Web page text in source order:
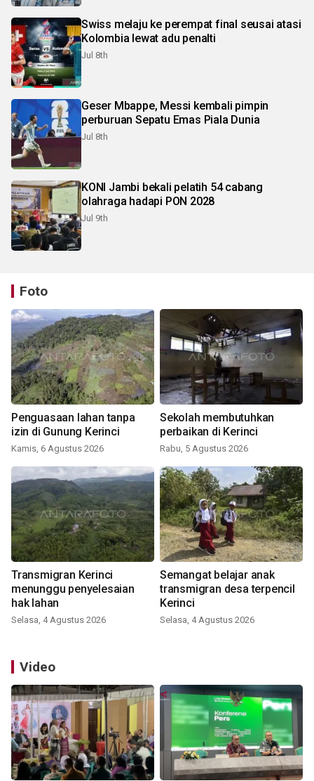
Swiss melaju ke perempat final seusai atasi
Kolombia lewat adu penalti
Jul 8th
Geser Mbappe, Messi kembali pimpin
perburuan Sepatu Emas Piala Dunia
Jul 8th
KONI Jambi bekali pelatih 54 cabang
olahraga hadapi PON 2028
Jul 9th
Foto
Penguasaan lahan tanpa
izin di Gunung Kerinci
Kamis, 6 Agustus 2026
Sekolah membutuhkan
perbaikan di Kerinci
Rabu, 5 Agustus 2026
Transmigran Kerinci
menunggu penyelesaian
hak lahan
Selasa, 4 Agustus 2026
Semangat belajar anak
transmigran desa terpencil
Kerinci
Selasa, 4 Agustus 2026
Video